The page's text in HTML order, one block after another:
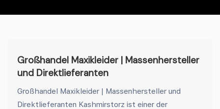
Großhandel Maxikleider | Massenhersteller
und Direktlieferanten
Großhandel Maxikleider | Massenhersteller und
Direktlieferanten Kashmirstorz ist einer der